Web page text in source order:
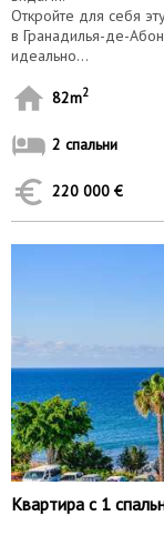
Откройте для себя
в Гранадилья-де-
идеально...
82m2
2 спальни
220 000 €
Квартира с 1